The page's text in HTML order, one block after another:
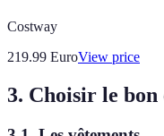
Costway
219.99 EuroView price
3. Choisir le bon